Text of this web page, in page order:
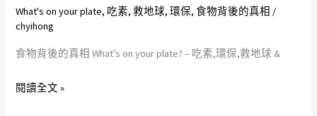
地
What's on your plate, 吃素,救地球,環保,食物背後的真相 /
chyihong
食物背後的真相 What’s on your plate? – 吃素,環保,救地球 &
相
on
your
閱讀全文 »